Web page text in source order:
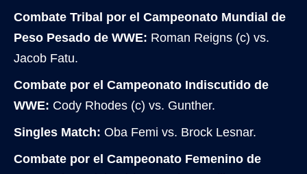
Combate Tribal por el Campeonato Mundial de
Peso Pesado de WWE: Roman Reigns (c) vs.
Jacob Fatu.
Combate por el Campeonato Indiscutido de
WWE: Cody Rhodes (c) vs. Gunther.
Singles Match: Oba Femi vs. Brock Lesnar.
Combate por el Campeonato Femenino de